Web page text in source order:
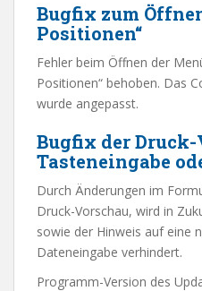
Bugfix zum
Positionen“
Fehler beim Öffnen der
Positionen“ behoben. Das
wurde angepasst.
Bugfix der
Tasteneingabe
Durch Änderungen im
Druck-Vorschau, wird in
sowie der Hinweis auf eine
Dateneingabe verhindert.
Programm-Version des